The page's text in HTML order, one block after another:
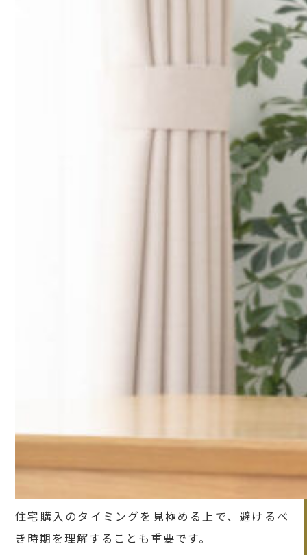
住宅購入のタイミングを見極める上で、避けるべ
き時期を理解することも重要です。